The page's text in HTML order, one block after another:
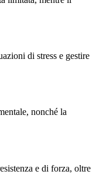
di stress e gestire
nonché la
e di forza, oltre